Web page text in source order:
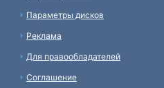
Параметры дисков
Реклама
Для правообладателей
Соглашение